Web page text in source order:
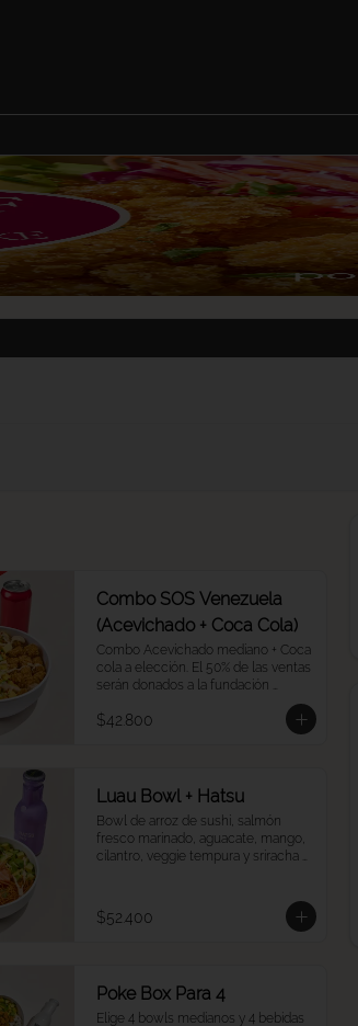
Combo SOS Venezuela
(Acevichado + Coca Cola)
Combo Acevichado mediano + Coca
cola a elección. El 50% de las ventas
serán donados a la fundación
víctimas del terremoto en
$42.800
Luau Bowl + Hatsu
Bowl de arroz de sushi, salmón
fresco marinado, aguacate, mango,
cilantro, veggie tempura y sriracha
$52.400
Poke Box Para 4
Elige 4 bowls medianos y 4 bebidas